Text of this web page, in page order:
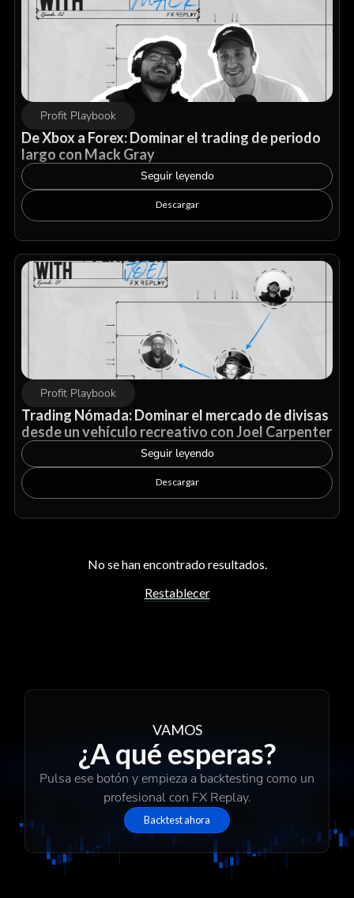
Profit Playbook
De Xbox a Forex: Dominar el trading de periodo
largo con Mack Gray
Seguir leyendo
Descargar
Profit Playbook
Trading Nómada: Dominar el mercado de divisas
desde un vehículo recreativo con Joel Carpenter
Seguir leyendo
Descargar
No se han encontrado resultados.
Restablecer
VAMOS
¿A qué esperas?
Pulsa ese botón y empieza a backtesting como un
profesional con FX Replay.
Backtest ahora